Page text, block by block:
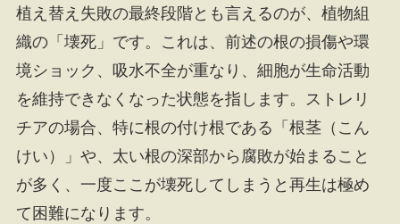
植え替え失敗の最終段階とも言えるのが、植物組
織の「壊死」です。これは、前述の根の損傷や環
境ショック、吸水不全が重なり、細胞が生命活動
を維持できなくなった状態を指します。ストレリ
チアの場合、特に根の付け根である「根茎（こん
けい）」や、太い根の深部から腐敗が始まること
が多く、一度ここが壊死してしまうと再生は極め
て困難になります。